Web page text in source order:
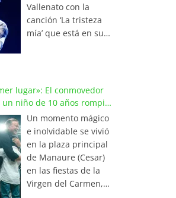
Vallenato con la
canción ‘La tristeza
mía’ que está en su
de los listados
musicales en
Colombia y países de
América y Europa.
Esta emotiva
composición del
maestro Wilfran
Castillo se posicionó
en el primer lugar de
lugar»: El conmovedor
niño de 10 años rompió
con Iván Villazón
Un momento mágico
e inolvidable se vivió
en la plaza principal
de Manaure (Cesar)
en las fiestas de la
Virgen del Carmen,